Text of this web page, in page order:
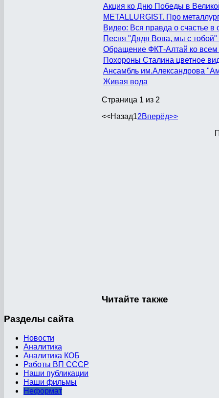
Акция ко Дню Победы в
METALLURGIST. Про
Видео: Вся правда о счастье
Песня "Дядя Вова, мы с
Обращение ФКТ-Алтай ко
Похороны Сталина цветное
Ансамбль им.Александрова
Живая вода
Страница 1 из 2
<<Назад12Вперёд>>
Читайте также
Разделы сайта
Новости
Аналитика
Аналитика КОБ
Работы ВП СССР
Наши публикации
Наши фильмы
Неформат